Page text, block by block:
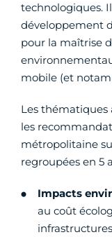
technologiques.
développement
pour la maîtrise
mobile (et
Les thématiques
les
métropolitaine
regroupées en 5
Impacts
au coût